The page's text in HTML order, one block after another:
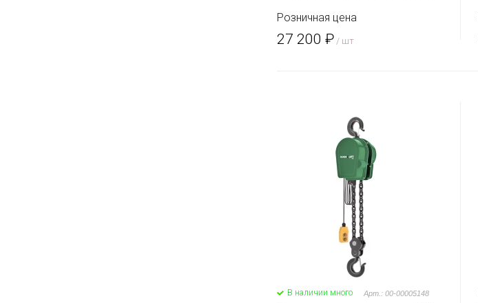
Розничная цена
27 200 ₽ / шт
В наличии много Арт.: 00-00005148